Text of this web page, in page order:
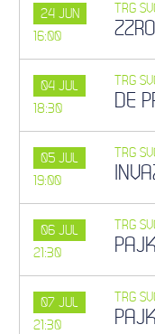
24 JUN
16:00
TRG
04 JUL
18:30
TRG
DE
05 JUL
19:00
TRG
06 JUL
21:30
TRG
07 JUL
21:30
TRG